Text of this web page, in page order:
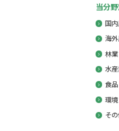
当分
国
海
林業
水
食
環境
そ